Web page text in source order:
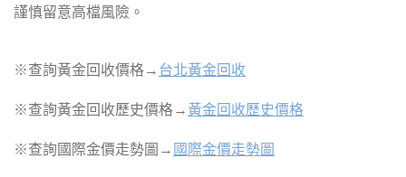
謹慎留意高檔風險。
※查詢黃金回收價格→ 台北黃金回收
※查詢黃金回收歷史價格→ 黃金回收歷史價格
※查詢國際金價走勢圖→ 國際金價走勢圖